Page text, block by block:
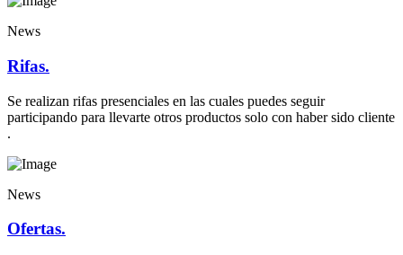
News
Rifas.
Se realizan rifas presenciales en las cuales puedes seguir
participando para llevarte otros productos solo con haber sido cliente
.
News
Ofertas.